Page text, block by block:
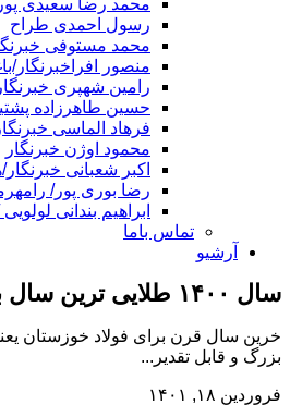
محمد رضا سعیدی پور
رسول احمدی طراح
محمد مستوفی
منصور افراخبرنگار/
رامین شهپری خبرنگار
حسین طاهرزاده
فرهاد الماسی
محمود اوژن خبرنگار
اکبر شعبانی
رضا بوری پور/
ابراهیم بندانی لولویی
تماس باما
آرشیو
سال ۱۴۰۰ طلایی ترین سال برای شرکت فولاد خوزستان رکوردتولید یکی پس از دیگری
بزرگ و قابل تقدیر...
فروردین ۱۸, ۱۴۰۱